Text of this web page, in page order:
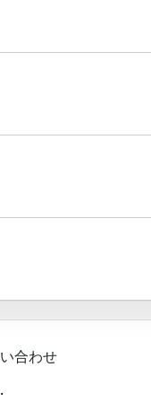
合わせ